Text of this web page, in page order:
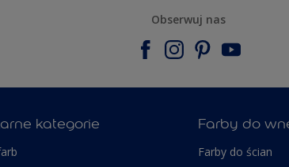
Obserwuj nas
kategorie Farby do
Farby do ścian